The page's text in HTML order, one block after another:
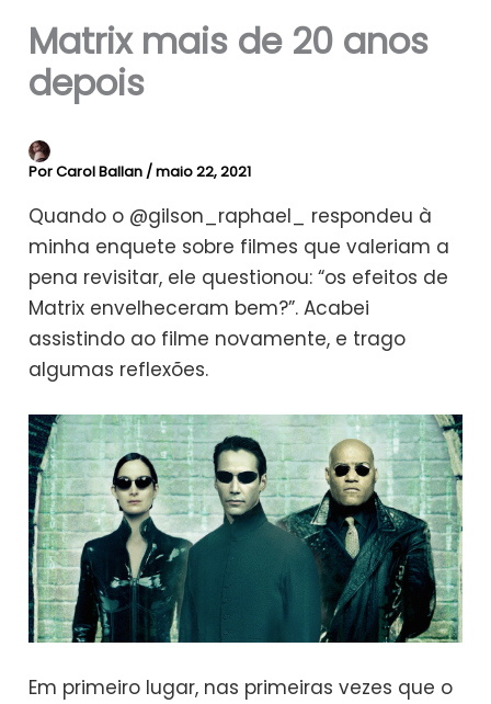
Matrix mais de 20 anos
depois
PorCarol Ballan /maio 22, 2021
Quando o @gilson_raphael_ respondeu à
minha enquete sobre filmes que valeriam a
pena revisitar, ele questionou: “os efeitos de
Matrix envelheceram bem?”. Acabei
assistindo ao filme novamente, e trago
algumas reflexões.
Em primeiro lugar, nas primeiras vezes que o